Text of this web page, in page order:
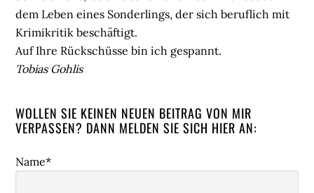
dem Leben eines Sonderlings, der sich beruflich mit
Krimikritik beschäftigt.
Auf Ihre Rückschüsse bin ich gespannt.
Tobias Gohlis
WOLLEN SIE KEINEN NEUEN BEITRAG VON MIR
VERPASSEN? DANN MELDEN SIE SICH HIER AN:
Name*